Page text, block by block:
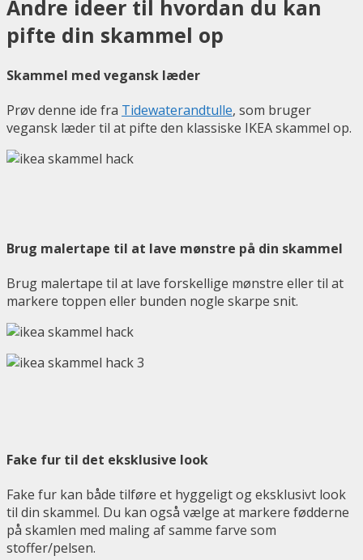
Andre ideer til hvordan du kan
pifte din skammel op
Skammel med vegansk læder
Prøv denne ide fra Tidewaterandtulle, som bruger
vegansk læder til at pifte den klassiske IKEA skammel op.
Brug malertape til at lave mønstre på din skammel
Brug malertape til at lave forskellige mønstre eller til at
markere toppen eller bunden nogle skarpe snit.
Fake fur til det eksklusive look
Fake fur kan både tilføre et hyggeligt og eksklusivt look
til din skammel. Du kan også vælge at markere fødderne
på skamlen med maling af samme farve som
stoffer/pelsen.